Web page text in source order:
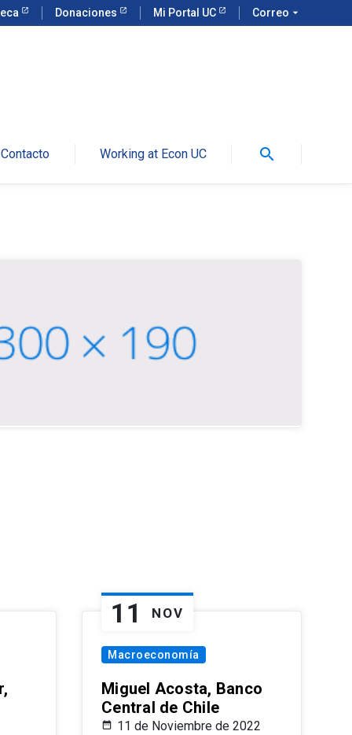
Donaciones Mi Portal UC Correo arrow_drop_down
Contacto Working at Econ UC search
11 NOV
Macroeconomía
Miguel Acosta, Banco
Central de Chile
11 de Noviembre de 2022